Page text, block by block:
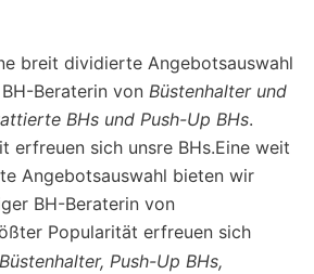
breit dividierte Angebotsauswahl
Beraterin von Büstenhalter und
BHs und Push-Up BHs.
erfreuen sich unsre BHs.Eine weit
Angebotsauswahl bieten wir
BH-Beraterin von
Popularität erfreuen sich
Büstenhalter, Push-Up BHs,